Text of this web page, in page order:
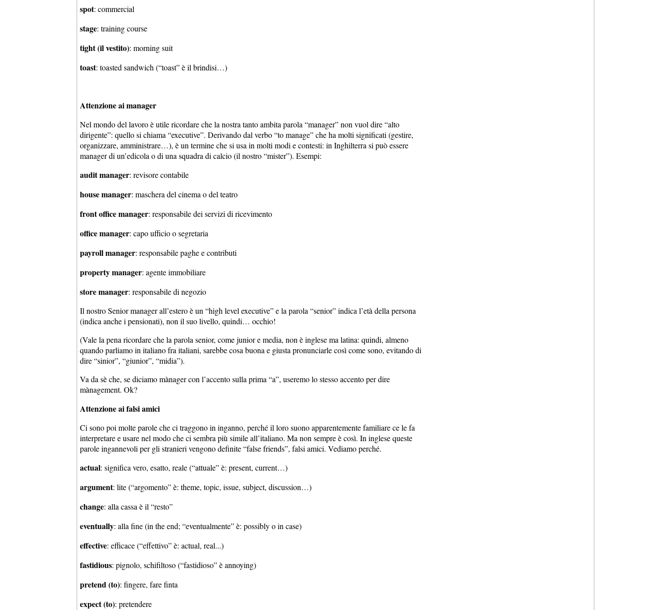
spot: commercial
stage: training course
tight (il vestito): morning suit
toast: toasted sandwich (“toast” è il brindisi…)
Attenzione ai manager
Nel mondo del lavoro è utile ricordare che la nostra tanto ambita parola “manager” non vuol dire “alto
dirigente”: quello si chiama “executive”. Derivando dal verbo “to manage” che ha molti significati (gestire,
organizzare, amministrare…), è un termine che si usa in molti modi e contesti: in Inghilterra si può essere
manager di un’edicola o di una squadra di calcio (il nostro “mister”). Esempi:
audit manager: revisore contabile
house manager: maschera del cinema o del teatro
front office manager: responsabile dei servizi di ricevimento
office manager: capo ufficio o segretaria
payroll manager: responsabile paghe e contributi
property manager: agente immobiliare
store manager: responsabile di negozio
Il nostro Senior manager all’estero è un “high level executive” e la parola “senior” indica l’età della persona
(indica anche i pensionati), non il suo livello, quindi… occhio!
(Vale la pena ricordare che la parola senior, come junior e media, non è inglese ma latina: quindi, almeno
quando parliamo in italiano fra italiani, sarebbe cosa buona e giusta pronunciarle così come sono, evitando di
dire “sinior”, “giunior”, “midia”).
Va da sè che, se diciamo mànager con l’accento sulla prima “a”, useremo lo stesso accento per dire
mànagement. Ok?
Attenzione ai falsi amici
Ci sono poi molte parole che ci traggono in inganno, perché il loro suono apparentemente familiare ce le fa
interpretare e usare nel modo che ci sembra più simile all’italiano. Ma non sempre è così. In inglese queste
parole ingannevoli per gli stranieri vengono definite “false friends”, falsi amici. Vediamo perché.
actual: significa vero, esatto, reale (“attuale” è: present, current…)
argument: lite (“argomento” è: theme, topic, issue, subject, discussion…)
change: alla cassa è il “resto”
eventually: alla fine (in the end; “eventualmente” è: possibly o in case)
effective: efficace (“effettivo” è: actual, real...)
fastidious: pignolo, schifiltoso (“fastidioso” è annoying)
pretend (to): fingere, fare finta
expect (to): pretendere